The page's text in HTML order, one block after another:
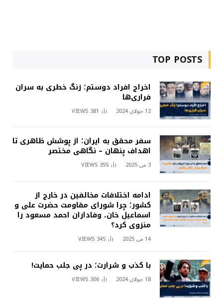
TOP POSTS
اخراج افراد دوستم؛ زنگ خطری به سران
فراری‌ها
12 جولای 2024 381
VIEWS
سفر محقق به ایران؛ از پوشش ظاهری تا
اهداف پنهان – نگاهی مختصر
3 می 2025 355
VIEWS
ادامه اختلافات مخالفین در خارج از
کشور؛ چرا شورای مقاومت حضرت علی و
اسماعیل خان، وفاداران احمد مسعود را
منزوی کرد؟
14 می 2025 345
VIEWS
با کذب و شرارت؛ در پی جلب حمایت!
18 جولای 2024 306
VIEWS